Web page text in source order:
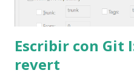
Escribir con Git
revert